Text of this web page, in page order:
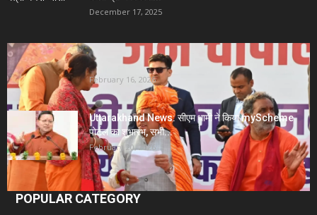
December 17, 2025
Uttarakhand News- सीएम धामी सख्त: जनता की समस्याओं
पर देरी बर्दाश्त...
February 16, 2026
Uttarakhand News: सीएम धामी ने किया myScheme
पोर्टल का शुभारंभ, सभी...
February 20, 2026
POPULAR CATEGORY